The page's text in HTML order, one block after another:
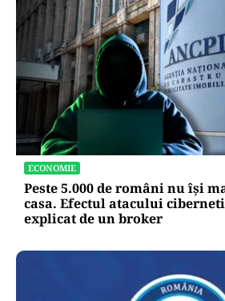
ECONOMIE
Peste 5.000 de români nu își
casa. Efectul atacului
explicat de un broker